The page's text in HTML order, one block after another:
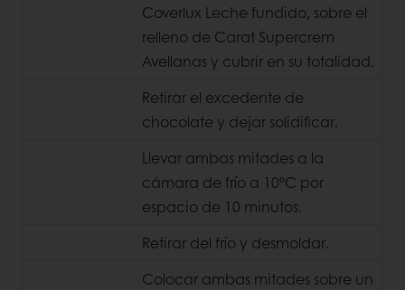
Coverlux Leche fundido, sobre el
relleno de Carat Supercrem
Avellanas y cubrir en su totalidad.
Retirar el excedente de
chocolate y dejar solidificar.
Llevar ambas mitades a la
cámara de frío a 10ºC por
espacio de 10 minutos.
Retirar del frío y desmoldar.
Colocar ambas mitades sobre un